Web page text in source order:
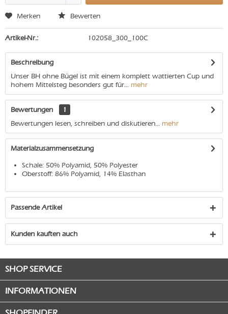
Merken Bewerten
Artikel-Nr.: 102058_300_100C
Beschreibung
Unser BH ohne Bügel ist mit einem komplett wattierten Cup und
hohem Mittelsteg besonders gut für... mehr
Bewertungen
1
Bewertungen lesen, schreiben und diskutieren... mehr
Materialzusammensetzung
Schale: 50% Polyamid, 50% Polyester
Oberstoff: 86% Polyamid, 14% Elasthan
Passende Artikel
Kunden kauften auch
SHOP SERVICE
INFORMATIONEN